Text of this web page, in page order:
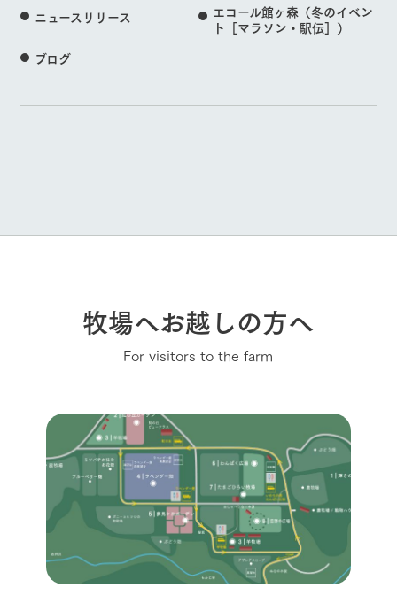
ニュースリリース
エコール館ヶ森（冬のイベン
ト［マラソン・駅伝］）
ブログ
牧場へお越しの方へ
For visitors to the farm